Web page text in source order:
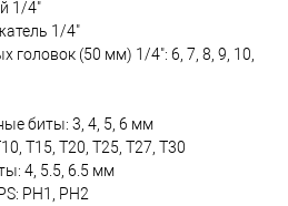
1/4"
1/4"
головок (50 мм) 1/4": 6, 7, 8, 9, 10,
биты: 3, 4, 5, 6 мм
Т15, Т20, Т25, Т27, Т30
4, 5.5, 6.5 мм
PH1, PH2